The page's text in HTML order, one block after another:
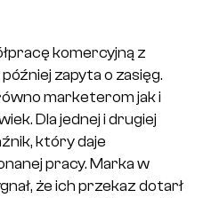
komercyjną z
zapyta o zasięg.
marketerom jak i
Dla jednej i drugiej
który daje
pracy. Marka w
że ich przekaz dotarł